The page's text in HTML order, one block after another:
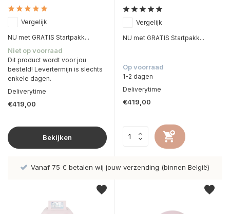
Vergelijk
NU met GRATIS Startpakk...
Niet op voorraad
Dit product wordt voor jou
besteld! Levertermijn is slechts
enkele dagen.
Deliverytime
€419,00
Bekijken
Vergelijk
NU met GRATIS Startpakk...
Op voorraad
1-2 dagen
Deliverytime
€419,00
Vanaf 75 € betalen wij jouw verzending (binnen België)